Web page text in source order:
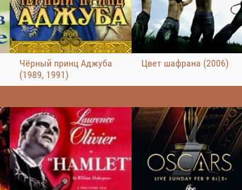
Чёрный принц Аджуба
(1989, 1991)
Цвет шафрана (2006)